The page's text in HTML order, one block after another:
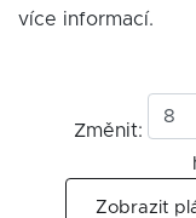
více informací.
Změnit:
Zobrazit